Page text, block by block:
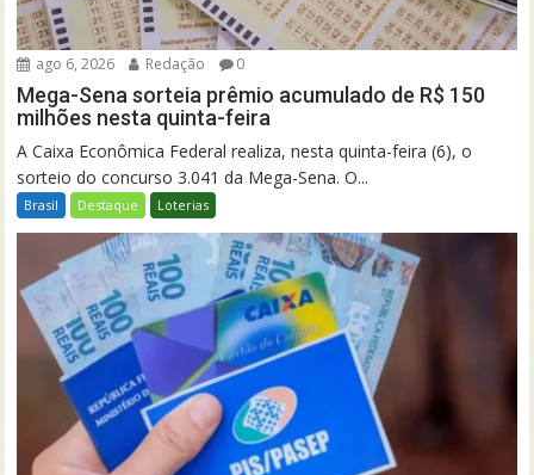
ago 6, 2026 Redação 0
Mega-Sena sorteia prêmio acumulado de R$ 150
milhões nesta quinta-feira
A Caixa Econômica Federal realiza, nesta quinta-feira (6), o
sorteio do concurso 3.041 da Mega-Sena. O...
Brasil Destaque Loterias